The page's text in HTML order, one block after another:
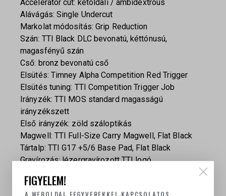
Accelerator cut: kétoldali / ambidextrous
Alávágás: Single Undercut
Markolat módosítás: Grip Reduction
Szán: TTI Black DLC bevonatú, kéttónusú,
magasfényű szán
Cső: bronz bevonatú cső
Elsütés: Timney Alpha Competition Red Trigger
Elsütés tuning: TTI Competition Trigger Job
Irányzék: TTI MOS standard magasságú
irányzékszett
Első irányzék: zöld száloptikás
Magwell: TTI Full-Size Carry Magwell, Flat Black
Tártalp: TTI G17 +5/6 Base Pad, Flat Black
Gravírozás: lézergravírozott TTI logó
Lézerjelölések: rejtetten elhelyezve
FIGYELEM!